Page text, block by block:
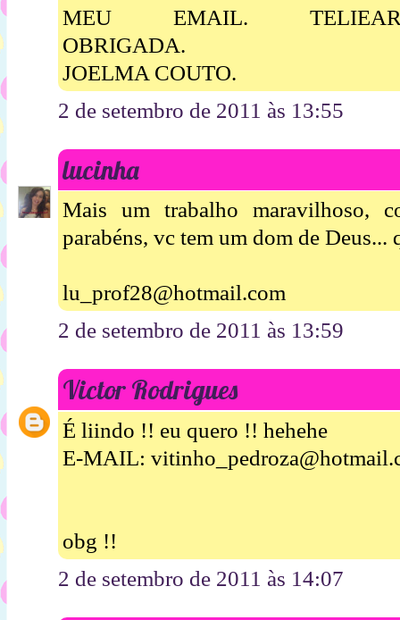
MEU EMAIL.
OBRIGADA.
JOELMA COUTO.
2 de setembro de 2011 às 13:55
lucinha
Mais um trabalho maravilhoso,
parabéns, vc tem um dom de
lu_prof28@hotmail.com
2 de setembro de 2011 às 13:59
Victor Rodrigues
É liindo !! eu quero !! hehehe
E-MAIL:
obg !!
2 de setembro de 2011 às 14:07